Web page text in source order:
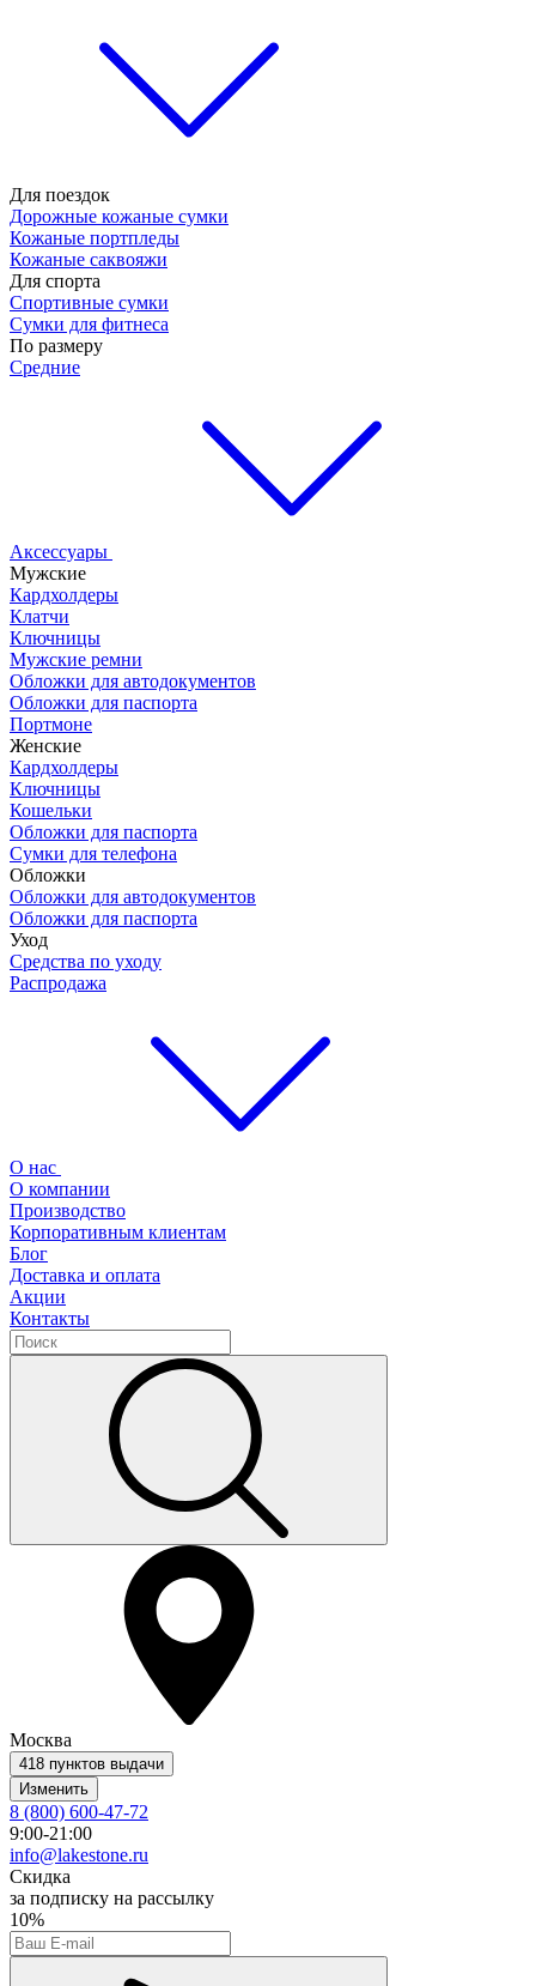
Для поездок
Дорожные кожаные сумки
Кожаные портпледы
Кожаные саквояжи
Для спорта
Спортивные сумки
Сумки для фитнеса
По размеру
Средние
Аксессуары
Мужские
Кардхолдеры
Клатчи
Ключницы
Мужские ремни
Обложки для автодокументов
Обложки для паспорта
Портмоне
Женские
Кардхолдеры
Ключницы
Кошельки
Обложки для паспорта
Сумки для телефона
Обложки
Обложки для автодокументов
Обложки для паспорта
Уход
Средства по уходу
Распродажа
О нас
О компании
Производство
Корпоративным клиентам
Блог
Доставка и оплата
Акции
Контакты
Москва
418 пунктов выдачи
Изменить
8 (800) 600-47-72
9:00-21:00
info@lakestone.ru
Скидка
за подписку на рассылку
10%